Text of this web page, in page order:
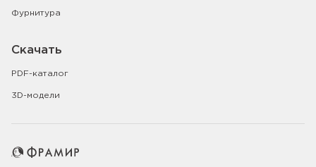
Фурнитура
Скачать
PDF-каталог
3D-модели